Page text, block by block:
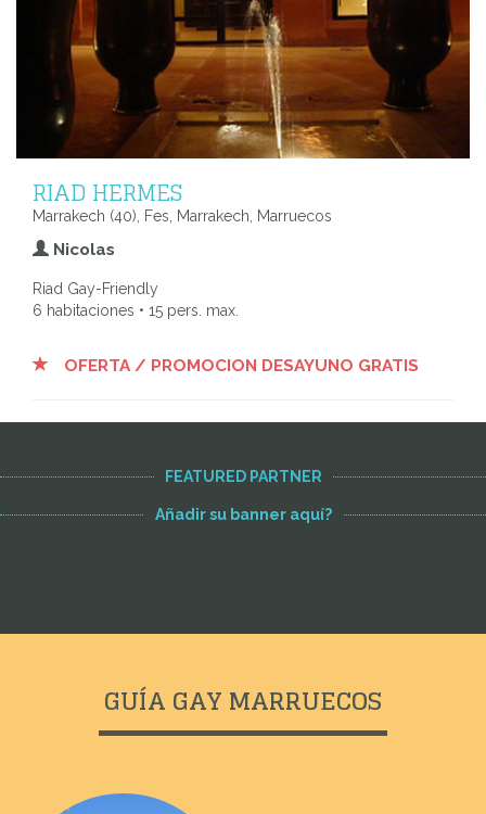
RIAD HERMES
Marrakech (40), Fes, Marrakech, Marruecos
Nicolas
Riad Gay-Friendly
6 habitaciones • 15 pers. max.
OFERTA / PROMOCION DESAYUNO GRATIS
FEATURED PARTNER
Añadir su banner aquí?
GUÍA GAY MARRUECOS